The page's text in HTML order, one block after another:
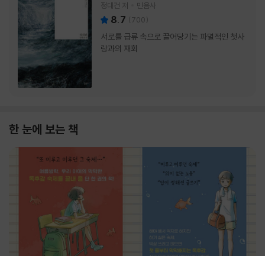
정대건 저 민음사
8.7 (700)
서로를 급류 속으로 끌어당기는 파멸적인 첫사
랑과의 재회
한 눈에 보는 책